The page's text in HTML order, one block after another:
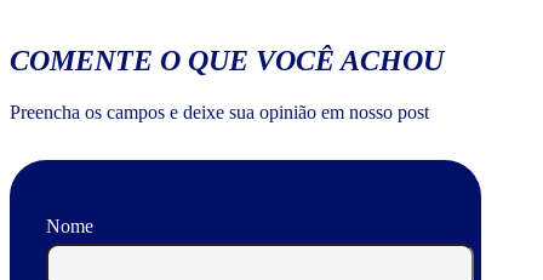
COMENTE O QUE VOCÊ ACHOU
Preencha os campos e deixe sua opinião em nosso post
Nome